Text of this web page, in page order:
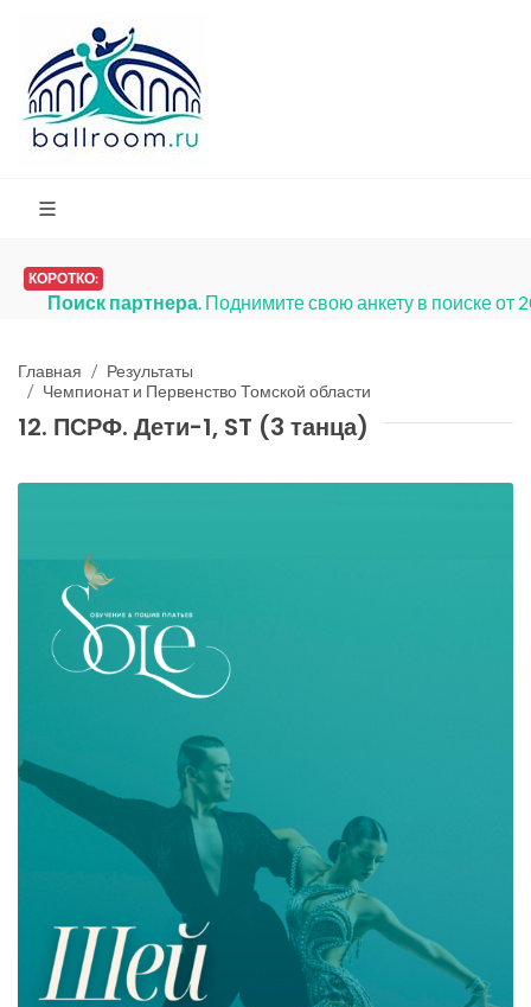
КОРОТКО:
Поиск партнера. Поднимите свою анкету в поиске от
Главная
Результаты
Чемпионат и Первенство Томской области
12. ПСРФ. Дети-1, ST (3 танца)